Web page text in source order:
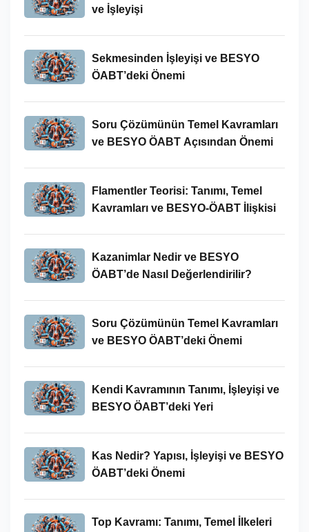
ve İşleyişi
Sekmesinden İşleyişi ve BESYO
ÖABT’deki Önemi
Soru Çözümünün Temel Kavramları
ve BESYO ÖABT Açısından Önemi
Flamentler Teorisi: Tanımı, Temel
Kavramları ve BESYO-ÖABT İlişkisi
Kazanimlar Nedir ve BESYO
ÖABT’de Nasıl Değerlendirilir?
Soru Çözümünün Temel Kavramları
ve BESYO ÖABT’deki Önemi
Kendi Kavramının Tanımı, İşleyişi ve
BESYO ÖABT’deki Yeri
Kas Nedir? Yapısı, İşleyişi ve BESYO
ÖABT’deki Önemi
Top Kavramı: Tanımı, Temel İlkeleri